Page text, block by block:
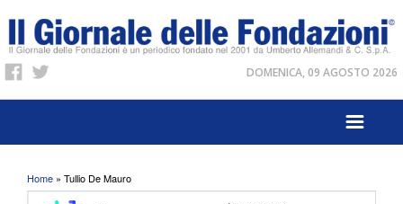
DOMENICA, 09 AGOSTO 2026
Tu sei qui
Home » Tullio De Mauro